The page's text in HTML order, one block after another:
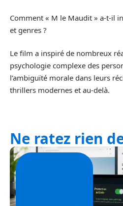
Comment « M le Maudit » a-t-il
et genres ?
Le film a inspiré de nombreux
psychologie complexe des
l’ambiguïté morale dans leurs
thrillers modernes et au-delà.
Ne ratez rien